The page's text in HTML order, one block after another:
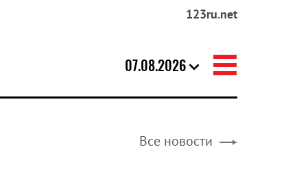
123ru.net
07.08.2026
Все новости